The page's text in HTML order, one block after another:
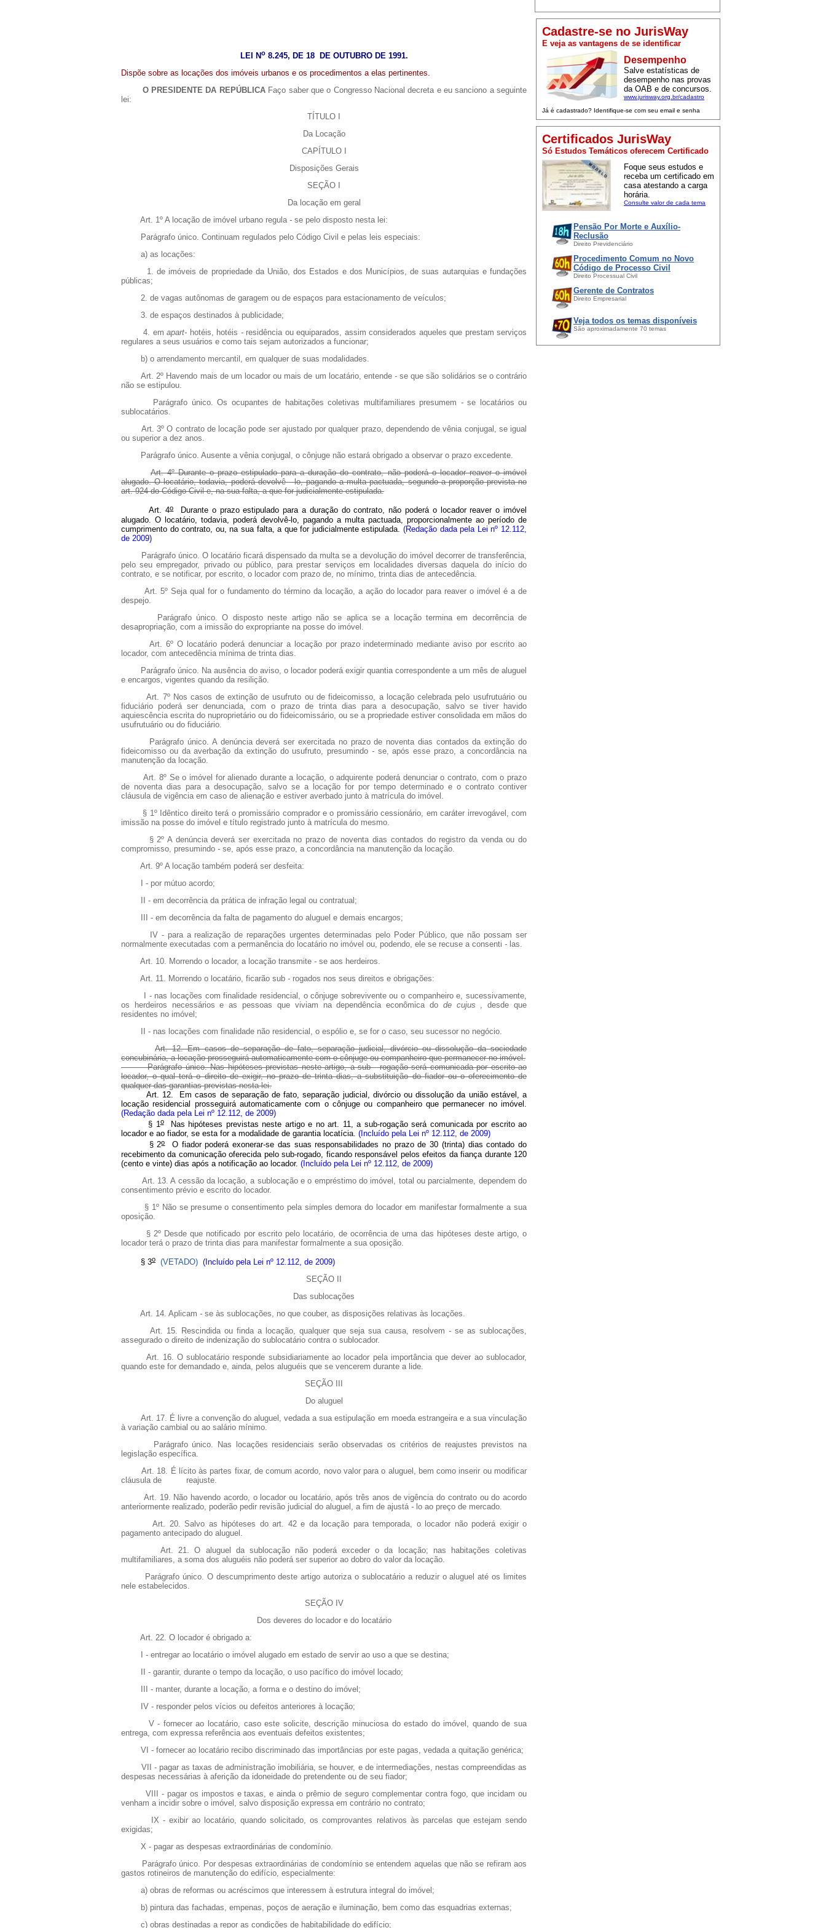
Cadastre-se no JurisWay
E veja as vantagens de se identificar
Desempenho
Salve estatísticas de
desempenho nas provas
da OAB e de concursos.
www.jurisway.org.br/cadastro
Já é cadastrado? Identifique-se com seu email e senha
Certificados JurisWay
Só Estudos Temáticos oferecem Certificado
Foque seus estudos e
receba um certificado em
casa atestando a carga
horária.
Consulte valor de cada tema
Pensão Por Morte e Auxílio-
Reclusão
Direito Previdenciário
Procedimento Comum no Novo
Código de Processo Civil
Direito Processual Civil
Gerente de Contratos
Direito Empresarial
Veja todos os temas disponíveis
São aproximadamente 70 temas
LEI No8.245, DE 18 DE OUTUBRO DE 1991.
Dispõe sobre as locações dos imóveis urbanos e os procedimentos a elas pertinentes.
O PRESIDENTE DA REPÚBLICA Faço saber que o Congresso Nacional decreta e eu sanciono a seguinte
lei:
TÍTULO I
Da Locação
CAPÍTULO I
Disposições Gerais
SEÇÃO I
Da locação em geral
Art. 1º A locação de imóvel urbano regula - se pelo disposto nesta lei:
Parágrafo único. Continuam regulados pelo Código Civil e pelas leis especiais:
a) as locações:
1. de imóveis de propriedade da União, dos Estados e dos Municípios, de suas autarquias e fundações
públicas;
2. de vagas autônomas de garagem ou de espaços para estacionamento de veículos;
3. de espaços destinados à publicidade;
4. em apart- hotéis, hotéis -residência ou equiparados, assim considerados aqueles que prestam serviços
regulares a seus usuários e como tais sejam autorizados a funcionar;
b) o arrendamento mercantil, em qualquer de suas modalidades.
Art. 2º Havendo mais de um locador ou mais de um locatário, entende - se que são solidários se o contrário
não se estipulou.
Parágrafo único. Os ocupantes de habitações coletivas multifamiliares presumem -se locatários ou
sublocatários.
Art. 3º O contrato de locação pode ser ajustado por qualquer prazo, dependendo de vênia conjugal, se igual
ou superior a dez anos.
Parágrafo único. Ausente a vênia conjugal, o cônjuge não estará obrigado a observar o prazo excedente.
Art. 4º Durante o prazo estipulado para a duração do contrato, não poderá o locador reaver o imóvel
alugado. O locatário, todavia, poderá devolvê-lo, pagando a multa pactuada, segundo a proporção prevista no
art. 924 do Código Civil e, na sua falta, a que for judicialmente estipulada.
Art. 4oDurante o prazo estipulado para a duração do contrato, não poderá o locador reaver o imóvel
alugado. O locatário, todavia, poderá devolvê-lo, pagando a multa pactuada, proporcionalmente ao período de
cumprimento do contrato, ou, na sua falta, a que for judicialmente estipulada.(Redação dada pela Lei nº 12.112,
de 2009)
Parágrafo único. O locatário ficará dispensado da multa se a devolução do imóvel decorrer de transferência,
pelo seu empregador, privado ou público, para prestar serviços em localidades diversas daquela do início do
contrato, e se notificar, por escrito, o locador com prazo de, no mínimo, trinta dias de antecedência.
Art. 5º Seja qual for o fundamento do término da locação, a ação do locador para reaver o imóvel é a de
despejo.
Parágrafo único. O disposto neste artigo não se aplica se a locação termina em decorrência de
desapropriação, com a imissão do expropriante na posse do imóvel.
Art. 6º O locatário poderá denunciar a locação por prazo indeterminado mediante aviso por escrito ao
locador, com antecedência mínima de trinta dias.
Parágrafo único. Na ausência do aviso, o locador poderá exigir quantia correspondente a um mês de aluguel
e encargos, vigentes quando da resilição.
Art. 7º Nos casos de extinção de usufruto ou de fideicomisso, a locação celebrada pelo usufrutuário ou
fiduciário poderá ser denunciada, com o prazo de trinta dias para a desocupação, salvo se tiver havido
aquiescência escrita do nuproprietário ou do fideicomissário, ou se a propriedade estiver consolidada em mãos do
usufrutuário ou do fiduciário.
Parágrafo único. A denúncia deverá ser exercitada no prazo de noventa dias contados da extinção do
fideicomisso ou da averbação da extinção do usufruto, presumindo -se, após esse prazo, a concordância na
manutenção da locação.
Art. 8º Se o imóvel for alienado durante a locação, o adquirente poderá denunciar o contrato, com o prazo
de noventa dias para a desocupação, salvo se a locação for por tempo determinado e o contrato contiver
cláusula de vigência em caso de alienação e estiver averbado junto à matrícula do imóvel.
§ 1º Idêntico direito terá o promissário comprador e o promissário cessionário, em caráter irrevogável, com
imissão na posse do imóvel e título registrado junto à matrícula do mesmo.
§ 2º A denúncia deverá ser exercitada no prazo de noventa dias contados do registro da venda ou do
compromisso, presumindo - se, após esse prazo, a concordância na manutenção da locação.
Art. 9º A locação também poderá ser desfeita:
I - por mútuo acordo;
II - em decorrência da prática de infração legal ou contratual;
III - em decorrência da falta de pagamento do aluguel e demais encargos;
IV - para a realização de reparações urgentes determinadas pelo Poder Público, que não possam ser
normalmente executadas com a permanência do locatário no imóvel ou, podendo, ele se recuse a consenti - las.
Art. 10. Morrendo o locador, a locação transmite - se aos herdeiros.
Art. 11. Morrendo o locatário, ficarão sub - rogados nos seus direitos e obrigações:
I - nas locações com finalidade residencial, o cônjuge sobrevivente ou o companheiro e, sucessivamente,
os herdeiros necessários e as pessoas que viviam na dependência econômica do de cujus , desde que
residentes no imóvel;
II - nas locações com finalidade não residencial, o espólio e, se for o caso, seu sucessor no negócio.
Art. 12. Em casos de separação de fato, separação judicial, divórcio ou dissolução da sociedade
concubinária, a locação prosseguirá automaticamente com o cônjuge ou companheiro que permanecer no imóvel.
Parágrafo único. Nas hipóteses previstas neste artigo, a sub-rogação será comunicada por escrito ao
locador, o qual terá o direito de exigir, no prazo de trinta dias, a substituição do fiador ou o oferecimento de
qualquer das garantias previstas nesta lei.
Art. 12. Em casos de separação de fato, separação judicial, divórcio ou dissolução da união estável, a
locação residencial prosseguirá automaticamente com o cônjuge ou companheiro que permanecer no imóvel.
(Redação dada pela Lei nº 12.112, de 2009)
§ 1oNas hipóteses previstas neste artigo e no art. 11, asub-rogação será comunicada por escrito ao
locador e ao fiador, se esta for a modalidade de garantia locatícia. (Incluído pela Lei nº 12.112, de 2009)
§ 2oO fiador poderá exonerar-se das suas responsabilidades no prazo de 30 (trinta) dias contado do
recebimento da comunicação oferecida pelo sub-rogado, ficando responsável pelos efeitos da fiança durante 120
(cento e vinte) dias após a notificação ao locador. (Incluído pela Lei nº 12.112, de 2009)
Art. 13. A cessão da locação, a sublocação e o empréstimo do imóvel, total ou parcialmente, dependem do
consentimento prévio e escrito do locador.
§ 1º Não se presume o consentimento pela simples demora do locador em manifestar formalmente a sua
oposição.
§ 2º Desde que notificado por escrito pelo locatário, de ocorrência de uma das hipóteses deste artigo, o
locador terá o prazo de trinta dias para manifestar formalmente a sua oposição.
§ 3o (VETADO) (Incluído pela Lei nº 12.112, de 2009)
SEÇÃO II
Das sublocações
Art. 14. Aplicam - se às sublocações, no que couber, as disposições relativas às locações.
Art. 15. Rescindida ou finda a locação, qualquer que seja sua causa, resolvem - se as sublocações,
assegurado o direito de indenização do sublocatário contra o sublocador.
Art. 16. O sublocatário responde subsidiariamente ao locador pela importância que dever ao sublocador,
quando este for demandado e, ainda, pelos aluguéis que se vencerem durante a lide.
SEÇÃO III
Do aluguel
Art. 17. É livre a convenção do aluguel, vedada a sua estipulação em moeda estrangeira e a sua vinculação
à variação cambial ou ao salário mínimo.
Parágrafo único. Nas locações residenciais serão observadas os critérios de reajustes previstos na
legislação específica.
Art. 18. É lícito às partes fixar, de comum acordo, novo valor para o aluguel, bem como inserir ou modificar
cláusula de reajuste.
Art. 19. Não havendo acordo, o locador ou locatário, após três anos de vigência do contrato ou do acordo
anteriormente realizado, poderão pedir revisão judicial do aluguel, a fim de ajustá - lo ao preço de mercado.
Art. 20. Salvo as hipóteses do art. 42 e da locação para temporada, o locador não poderá exigir o
pagamento antecipado do aluguel.
Art. 21. O aluguel da sublocação não poderá exceder o da locação; nas habitações coletivas
multifamiliares, a soma dos aluguéis não poderá ser superior ao dobro do valor da locação.
Parágrafo único. O descumprimento deste artigo autoriza o sublocatário a reduzir o aluguel até os limites
nele estabelecidos.
SEÇÃO IV
Dos deveres do locador e do locatário
Art. 22. O locador é obrigado a:
I - entregar ao locatário o imóvel alugado em estado de servir ao uso a que se destina;
II - garantir, durante o tempo da locação, o uso pacífico do imóvel locado;
III - manter, durante a locação, a forma e o destino do imóvel;
IV - responder pelos vícios ou defeitos anteriores à locação;
V - fornecer ao locatário, caso este solicite, descrição minuciosa do estado do imóvel, quando de sua
entrega, com expressa referência aos eventuais defeitos existentes;
VI - fornecer ao locatário recibo discriminado das importâncias por este pagas, vedada a quitação genérica;
VII - pagar as taxas de administração imobiliária, se houver, e de intermediações, nestas compreendidas as
despesas necessárias à aferição da idoneidade do pretendente ou de seu fiador;
VIII - pagar os impostos e taxas, e ainda o prêmio de seguro complementar contra fogo, que incidam ou
venham a incidir sobre o imóvel, salvo disposição expressa em contrário no contrato;
IX - exibir ao locatário, quando solicitado, os comprovantes relativos às parcelas que estejam sendo
exigidas;
X - pagar as despesas extraordinárias de condomínio.
Parágrafo único. Por despesas extraordinárias de condomínio se entendem aquelas que não se refiram aos
gastos rotineiros de manutenção do edifício, especialmente:
a) obras de reformas ou acréscimos que interessem à estrutura integral do imóvel;
b) pintura das fachadas, empenas, poços de aeração e iluminação, bem como das esquadrias externas;
c) obras destinadas a repor as condições de habitabilidade do edifício;